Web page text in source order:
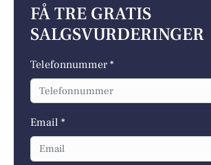
FÅ TRE GRATIS
SALGSVURDERINGER
Telefonnummer *
Email *